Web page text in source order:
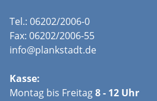
Tel.: 06202/2006-0
Fax: 06202/2006-55
info@plankstadt.de
Kasse:
Montag bis Freitag8 - 12 Uhr